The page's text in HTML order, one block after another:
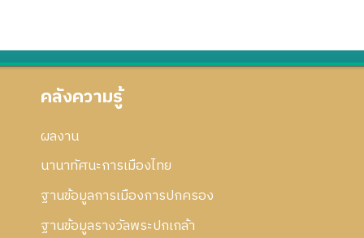
ร
แ
ก
า
คลังความรู้
ผลงาน
นานาทัศนะการเมืองไทย
ฐานข้อมูลการเมืองการปกครอง
ฐานข้อมูลรางวัลพระปกเกล้า